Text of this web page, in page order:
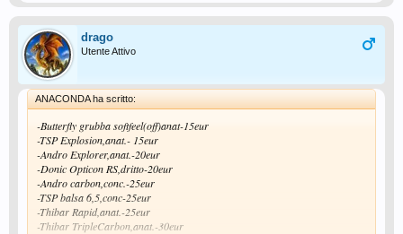
drago
Utente Attivo
ANACONDA ha scritto:
-Butterfly grubba softfeel(off)anat-15eur
-TSP Explosion,anat.- 15eur
-Andro Explorer,anat.-20eur
-Donic Opticon RS,dritto-20eur
-Andro carbon,conc.-25eur
-TSP balsa 6,5,conc-25eur
-Thibar Rapid,anat.-25eur
-Thibar TripleCarbon,anat.-30eur